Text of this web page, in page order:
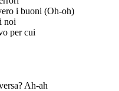
i buoni (Oh-oh)
noi
per cui
Ah-ah